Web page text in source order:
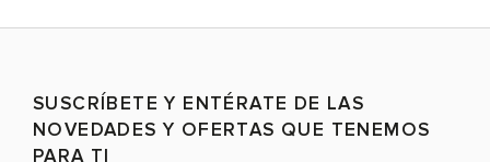
SUSCRÍBETE Y ENTÉRATE DE LAS
NOVEDADES Y OFERTAS QUE TENEMOS
PARA TI